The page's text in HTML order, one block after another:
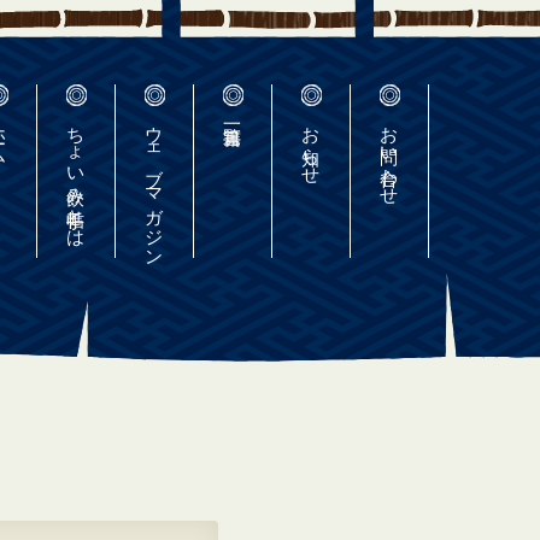
お問い合わせ
お知らせ
ウェブマガジン
ちょい飲み手帖とは